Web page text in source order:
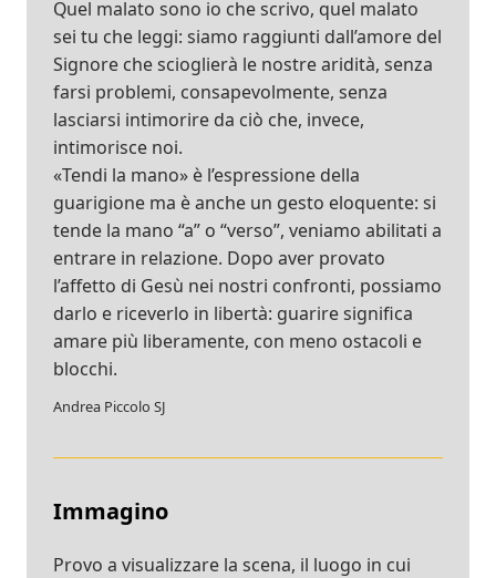
Quel malato sono io che scrivo, quel malato
sei tu che leggi: siamo raggiunti dall’amore del
Signore che scioglierà le nostre aridità, senza
farsi problemi, consapevolmente, senza
lasciarsi intimorire da ciò che, invece,
intimorisce noi.
«Tendi la mano» è l’espressione della
guarigione ma è anche un gesto eloquente: si
tende la mano “a” o “verso”, veniamo abilitati a
entrare in relazione. Dopo aver provato
l’affetto di Gesù nei nostri confronti, possiamo
darlo e riceverlo in libertà: guarire significa
amare più liberamente, con meno ostacoli e
blocchi.
Andrea Piccolo SJ
Immagino
Provo a visualizzare la scena, il luogo in cui